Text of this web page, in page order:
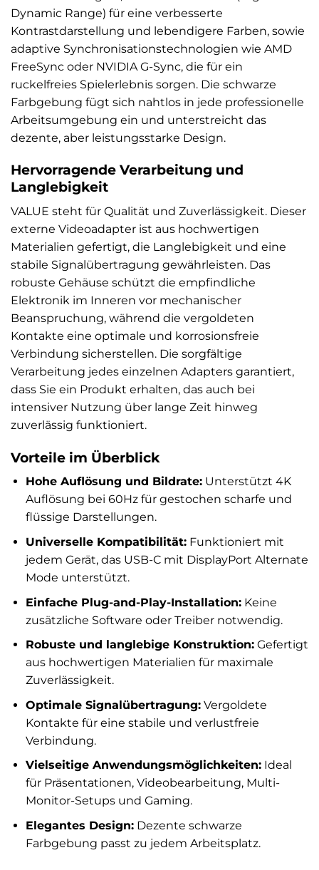
Dynamic Range) für eine verbesserte
Kontrastdarstellung und lebendigere Farben, sowie
adaptive Synchronisationstechnologien wie AMD
FreeSync oder NVIDIA G-Sync, die für ein
ruckelfreies Spielerlebnis sorgen. Die schwarze
Farbgebung fügt sich nahtlos in jede professionelle
Arbeitsumgebung ein und unterstreicht das
dezente, aber leistungsstarke Design.
Hervorragende Verarbeitung und
Langlebigkeit
VALUE steht für Qualität und Zuverlässigkeit. Dieser
externe Videoadapter ist aus hochwertigen
Materialien gefertigt, die Langlebigkeit und eine
stabile Signalübertragung gewährleisten. Das
robuste Gehäuse schützt die empfindliche
Elektronik im Inneren vor mechanischer
Beanspruchung, während die vergoldeten
Kontakte eine optimale und korrosionsfreie
Verbindung sicherstellen. Die sorgfältige
Verarbeitung jedes einzelnen Adapters garantiert,
dass Sie ein Produkt erhalten, das auch bei
intensiver Nutzung über lange Zeit hinweg
zuverlässig funktioniert.
Vorteile im Überblick
Hohe Auflösung und Bildrate:Unterstützt 4K
Auflösung bei 60Hz für gestochen scharfe und
flüssige Darstellungen.
Universelle Kompatibilität:Funktioniert mit
jedem Gerät, das USB-C mit DisplayPort Alternate
Mode unterstützt.
Einfache Plug-and-Play-Installation:Keine
zusätzliche Software oder Treiber notwendig.
Robuste und langlebige Konstruktion:Gefertigt
aus hochwertigen Materialien für maximale
Zuverlässigkeit.
Optimale Signalübertragung:Vergoldete
Kontakte für eine stabile und verlustfreie
Verbindung.
Vielseitige Anwendungsmöglichkeiten:Ideal
für Präsentationen, Videobearbeitung, Multi-
Monitor-Setups und Gaming.
Elegantes Design:Dezente schwarze
Farbgebung passt zu jedem Arbeitsplatz.